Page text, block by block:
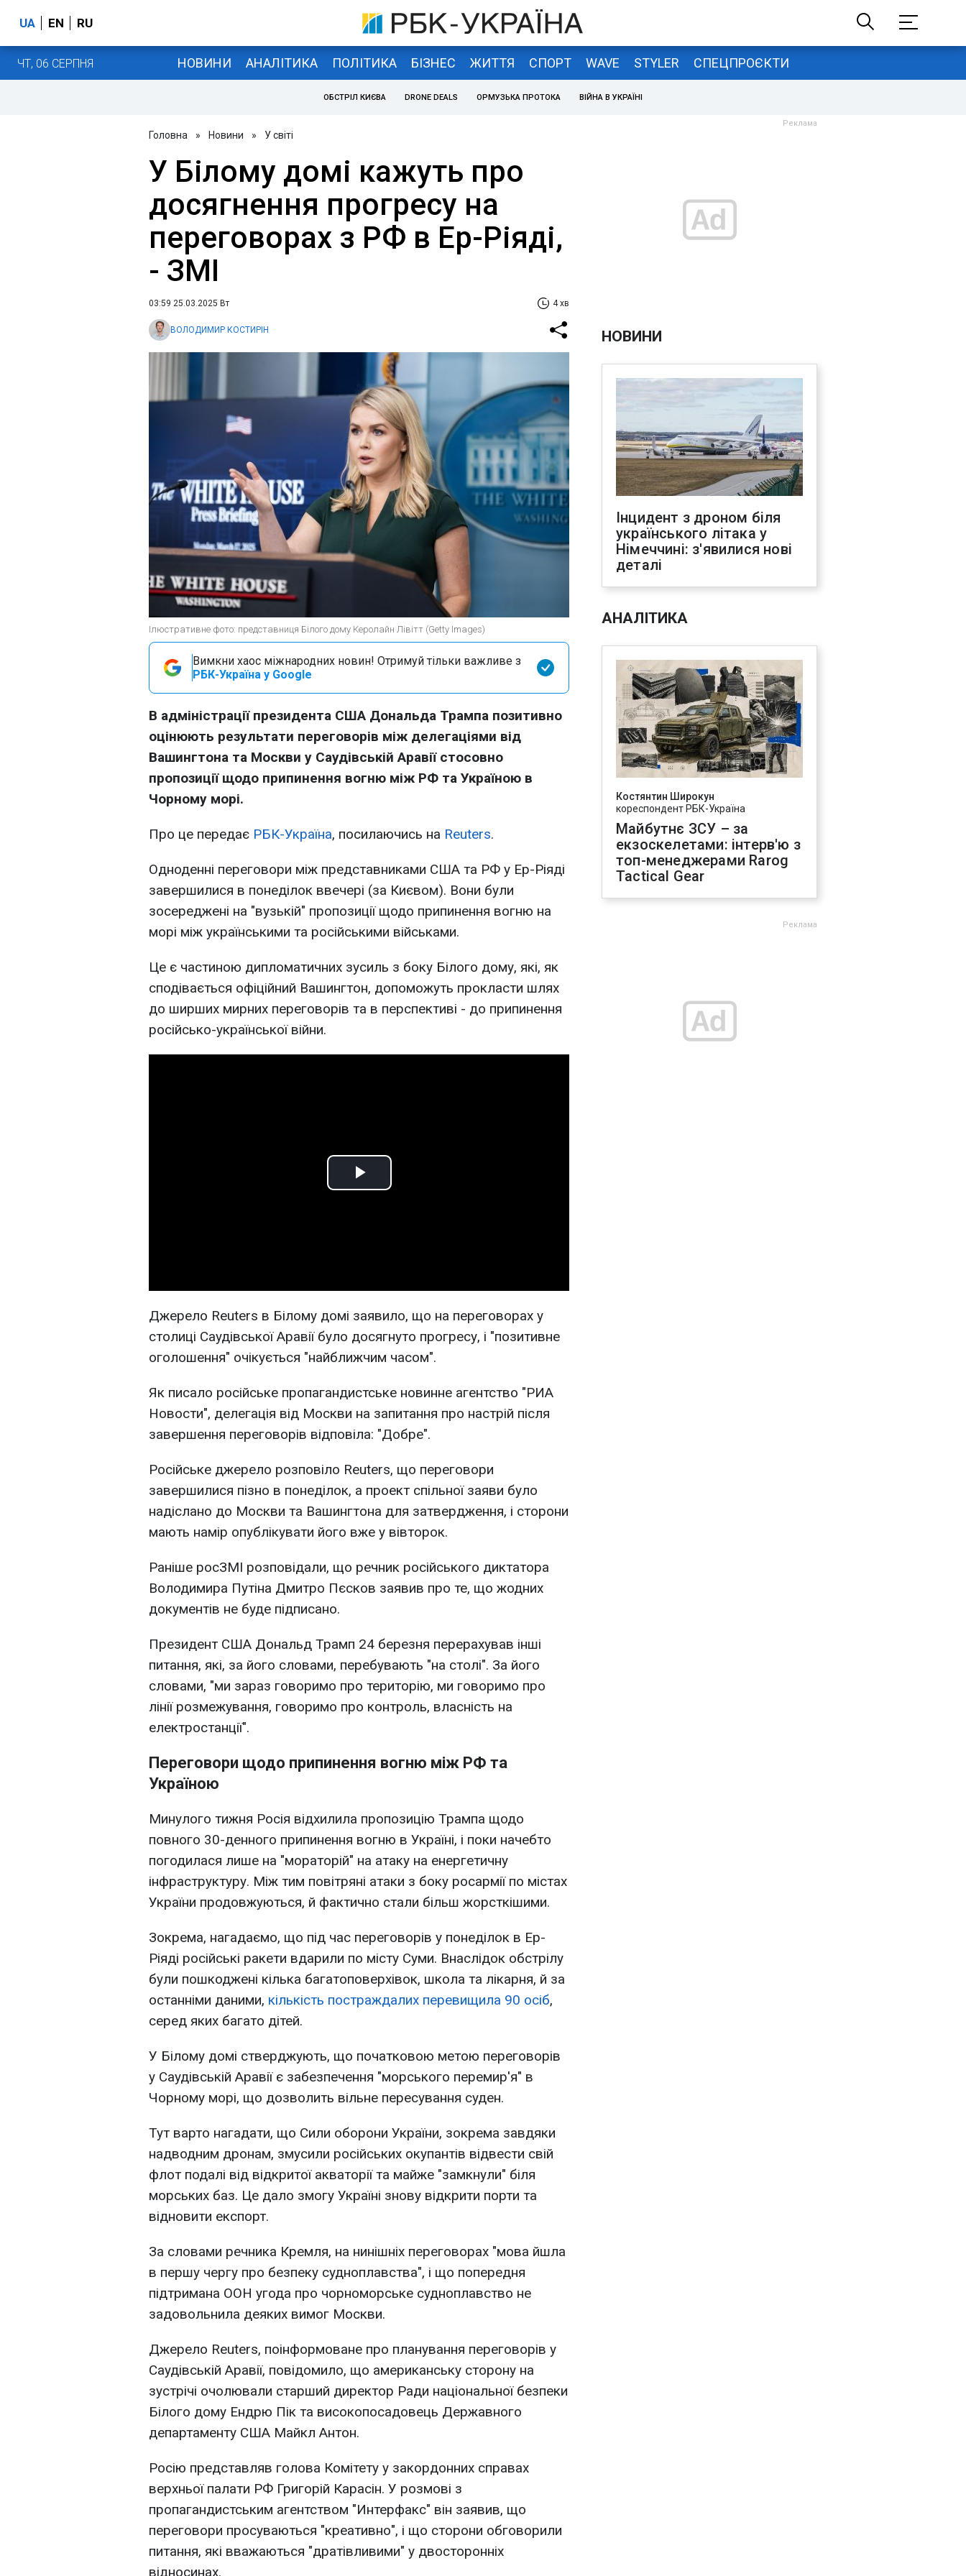
UA EN RU
ЧТ, 06 СЕРПНЯ НОВИНИ АНАЛІТИКА ПОЛІТИКА БІЗНЕС ЖИТТЯ СПОРТ WAVE STYLER СПЕЦПРОЄКТИ
ОБСТРІЛ КИЄВА DRONE DEALS ОРМУЗЬКА ПРОТОКА ВІЙНА В УКРАЇНІ
Головна » Новини » У світі
У Білому домі кажуть про
досягнення прогресу на
переговорах з РФ в Ер-Ріяді,
- ЗМІ
03:59 25.03.2025 Вт 4 хв
ВОЛОДИМИР КОСТИРІН
Ілюстративне фото: представниця Білого дому Керолайн Лівітт (Getty Images)
Вимкни хаос міжнародних новин! Отримуй тільки важливе з
РБК-Україна у Google
В адміністрації президента США Дональда Трампа позитивно
оцінюють результати переговорів між делегаціями від
Вашингтона та Москви у Саудівській Аравії стосовно
пропозиції щодо припинення вогню між РФ та Україною в
Чорному морі.
Про це передає РБК-Україна, посилаючись на Reuters.
Одноденні переговори між представниками США та РФ у Ер-Ріяді
завершилися в понеділок ввечері (за Києвом). Вони були
зосереджені на "вузькій" пропозиції щодо припинення вогню на
морі між українськими та російськими військами.
Це є частиною дипломатичних зусиль з боку Білого дому, які, як
сподівається офіційний Вашингтон, допоможуть прокласти шлях
до ширших мирних переговорів та в перспективі - до припинення
російсько-української війни.
Play
Джерело Reuters в Білому домі заявило, що на переговорах у
столиці Саудівської Аравії було досягнуто прогресу, і "позитивне
оголошення" очікується "найближчим часом".
Як писало російське пропагандистське новинне агентство "РИА
Новости", делегація від Москви на запитання про настрій після
завершення переговорів відповіла: "Добре".
Російське джерело розповіло Reuters, що переговори
завершилися пізно в понеділок, а проект спільної заяви було
надіслано до Москви та Вашингтона для затвердження, і сторони
мають намір опублікувати його вже у вівторок.
Раніше росЗМІ розповідали, що речник російського диктатора
Володимира Путіна Дмитро Пєсков заявив про те, що жодних
документів не буде підписано.
Президент США Дональд Трамп 24 березня перерахував інші
питання, які, за його словами, перебувають "на столі". За його
словами, "ми зараз говоримо про територію, ми говоримо про
лінії розмежування, говоримо про контроль, власність на
електростанції".
Переговори щодо припинення вогню між РФ та
Україною
Минулого тижня Росія відхилила пропозицію Трампа щодо
повного 30-денного припинення вогню в Україні, і поки начебто
погодилася лише на "мораторій" на атаку на енергетичну
інфраструктуру. Між тим повітряні атаки з боку росармії по містах
України продовжуються, й фактично стали більш жорсткішими.
Зокрема, нагадаємо, що під час переговорів у понеділок в Ер-
Ріяді російські ракети вдарили по місту Суми. Внаслідок обстрілу
були пошкоджені кілька багатоповерхівок, школа та лікарня, й за
останніми даними, кількість постраждалих перевищила 90 осіб,
серед яких багато дітей.
У Білому домі стверджують, що початковою метою переговорів
у Саудівській Аравії є забезпечення "морського перемир'я" в
Чорному морі, що дозволить вільне пересування суден.
Тут варто нагадати, що Сили оборони України, зокрема завдяки
надводним дронам, змусили російських окупантів відвести свій
флот подалі від відкритої акваторії та майже "замкнули" біля
морських баз. Це дало змогу Україні знову відкрити порти та
відновити експорт.
За словами речника Кремля, на нинішніх переговорах "мова йшла
в першу чергу про безпеку судноплавства", і що попередня
підтримана ООН угода про чорноморське судноплавство не
задовольнила деяких вимог Москви.
Джерело Reuters, поінформоване про планування переговорів у
Саудівській Аравії, повідомило, що американську сторону на
зустрічі очолювали старший директор Ради національної безпеки
Білого дому Ендрю Пік та високопосадовець Державного
департаменту США Майкл Антон.
Росію представляв голова Комітету у закордонних справах
верхньої палати РФ Григорій Карасін. У розмові з
пропагандистським агентством "Интерфакс" він заявив, що
переговори просуваються "креативно", і що сторони обговорили
питання, які вважаються "дратівливими" у двосторонніх
відносинах.
НОВИНИ
Інцидент з дроном біля
українського літака у
Німеччині: з'явилися нові
деталі
АНАЛІТИКА
Костянтин Широкун
кореспондент РБК-Україна
Майбутнє ЗСУ – за
екзоскелетами: інтерв'ю з
топ-менеджерами Rarog
Tactical Gear